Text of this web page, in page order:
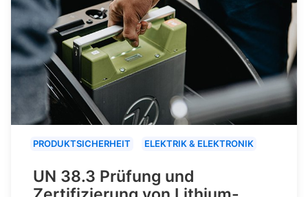
PRODUKTSICHERHEIT ELEKTRIK & ELEKTRONIK
UN 38.3 Prüfung und